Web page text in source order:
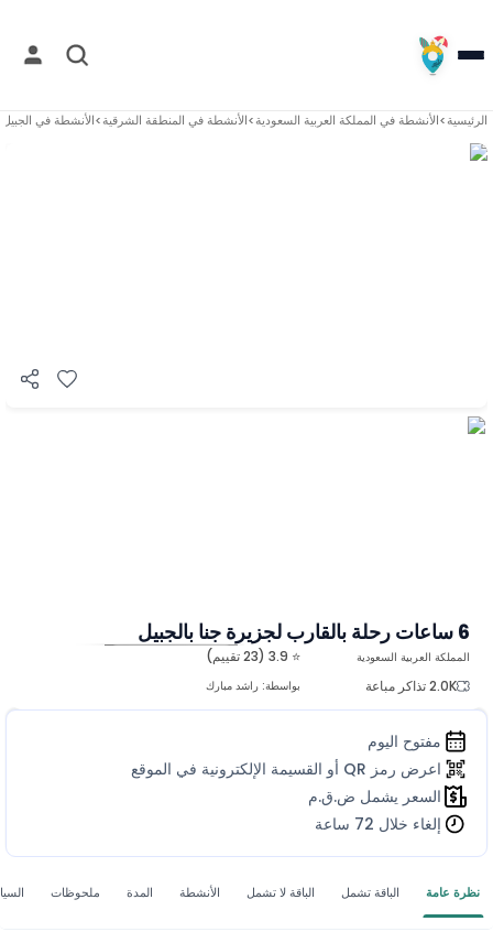
الرئيسية>الأنشطة في المملكة العربية السعودية>الأنشطة في المنطقة الشرقية>الأنشطة في الجبيل
6 ساعات رحلة بالقارب لجزيرة جنا بالجبيل
⭐ 3.9 (23 تقييم)
2.0K تذاكر مباعة
بواسطة: راشد مبارك
المملكة العربية السعودية المزيد من الصور
مفتوح اليوم
اعرض رمز QR أو القسيمة الإلكترونية في الموقع
السعر يشمل ض.ق.م
إلغاء خلال 72 ساعة
نظرة عامة الباقة تشمل الباقة لا تشمل الأنشطة المدة ملحوظات